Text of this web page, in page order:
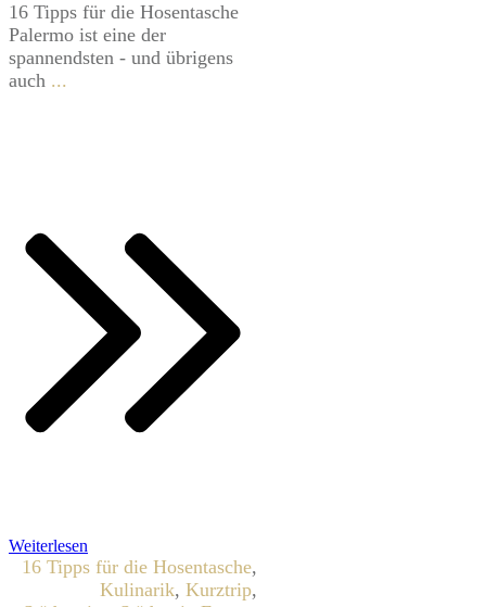
16 Tipps für die Hosentasche
Palermo ist eine der
spannendsten - und übrigens
auch ...
Weiterlesen
16 Tipps für die Hosentasche,
Kulinarik, Kurztrip,